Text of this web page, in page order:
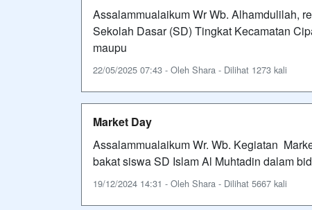
Assalammualaikum Wr Wb. Alhamdulilah,
Sekolah Dasar (SD) Tingkat Kecamatan
maupu
22/05/2025 07:43 - Oleh Shara - Dilihat 1273 kali
Market Day
Assalammualaikum Wr. Wb. Kegiatan
bakat siswa SD Islam Al Muhtadin dalam
19/12/2024 14:31 - Oleh Shara - Dilihat 5667 kali